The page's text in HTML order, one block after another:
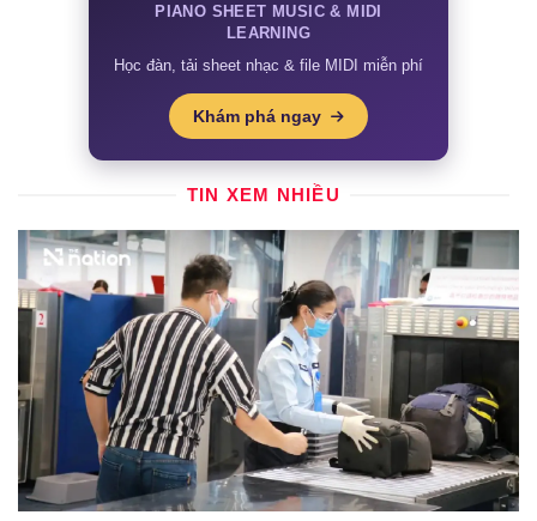
PIANO SHEET MUSIC & MIDI
LEARNING
Học đàn, tải sheet nhạc & file MIDI miễn phí
Khám phá ngay
TIN XEM NHIỀU